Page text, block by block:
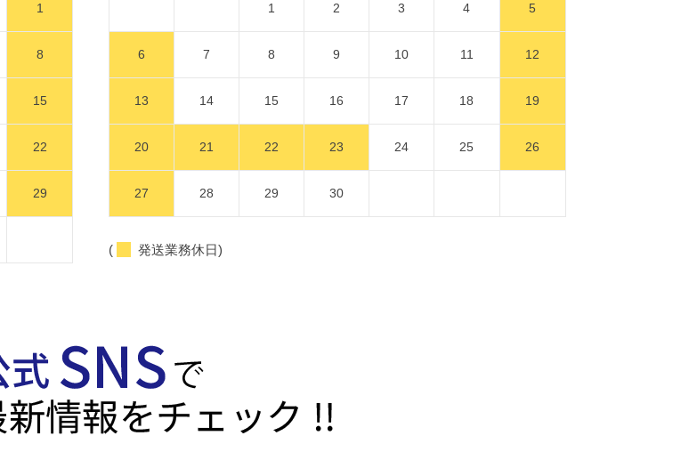
1
8
15
22
29
1 2 3 4 5
6 7 8 9 10 11 12
13 14 15 16 17 18 19
20 21 22 23 24 25 26
27 28 29 30
( 発送業務休日)